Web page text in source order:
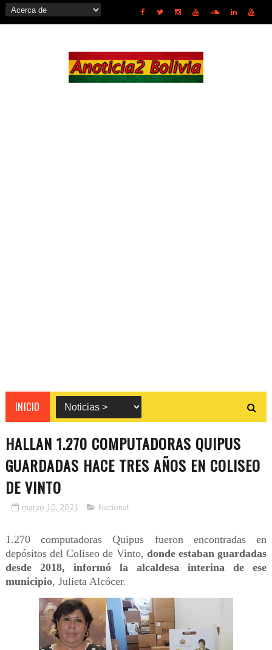
INICIO
HALLAN 1.270 COMPUTADORAS QUIPUS
GUARDADAS HACE TRES AÑOS EN COLISEO
DE VINTO
marzo 10, 2021 Nacional
1.270 computadoras Quipus fueron encontradas en
depósitos del Coliseo de Vinto, donde estaban guardadas
desde 2018, informó la alcaldesa interina de ese
municipio, Julieta Alcócer.